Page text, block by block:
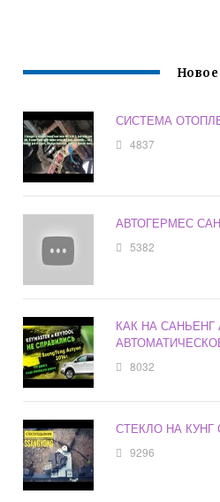
Новое
СИСТЕМА
4837
АВТОГЕРМЕС
5382
КАК НА
8032
СТЕКЛО НА
9296